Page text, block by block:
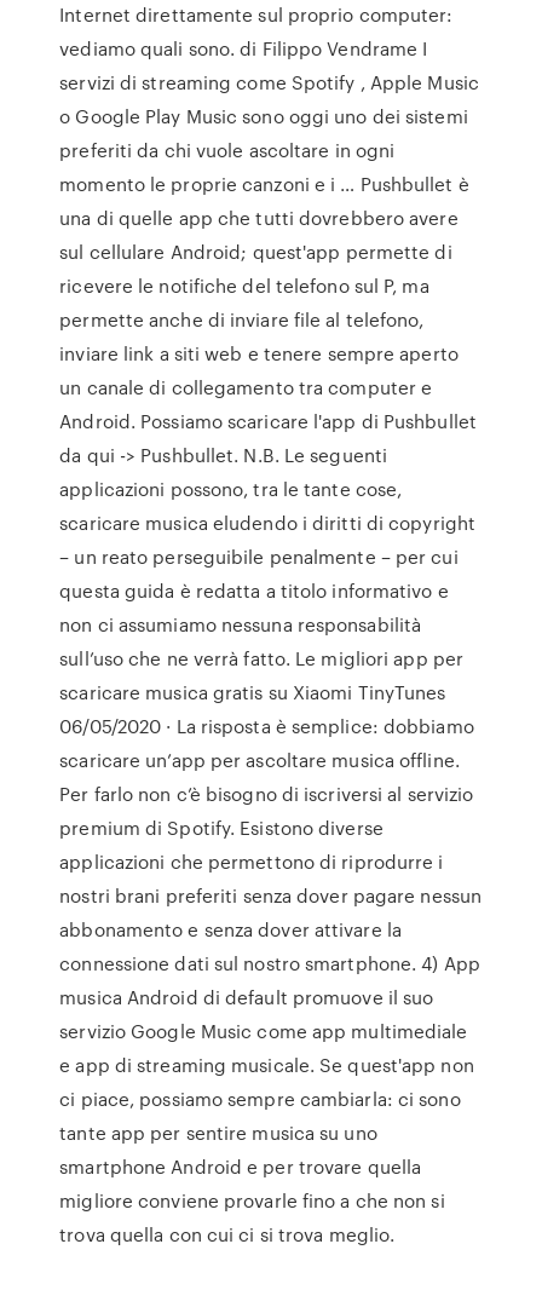
Internet direttamente sul proprio computer:
vediamo quali sono. di Filippo Vendrame I
servizi di streaming come Spotify , Apple Music
o Google Play Music sono oggi uno dei sistemi
preferiti da chi vuole ascoltare in ogni
momento le proprie canzoni e i … Pushbullet è
una di quelle app che tutti dovrebbero avere
sul cellulare Android; quest'app permette di
ricevere le notifiche del telefono sul P, ma
permette anche di inviare file al telefono,
inviare link a siti web e tenere sempre aperto
un canale di collegamento tra computer e
Android. Possiamo scaricare l'app di Pushbullet
da qui -> Pushbullet. N.B. Le seguenti
applicazioni possono, tra le tante cose,
scaricare musica eludendo i diritti di copyright
– un reato perseguibile penalmente – per cui
questa guida è redatta a titolo informativo e
non ci assumiamo nessuna responsabilità
sull’uso che ne verrà fatto. Le migliori app per
scaricare musica gratis su Xiaomi TinyTunes
06/05/2020 · La risposta è semplice: dobbiamo
scaricare un’app per ascoltare musica offline.
Per farlo non c’è bisogno di iscriversi al servizio
premium di Spotify. Esistono diverse
applicazioni che permettono di riprodurre i
nostri brani preferiti senza dover pagare nessun
abbonamento e senza dover attivare la
connessione dati sul nostro smartphone. 4) App
musica Android di default promuove il suo
servizio Google Music come app multimediale
e app di streaming musicale. Se quest'app non
ci piace, possiamo sempre cambiarla: ci sono
tante app per sentire musica su uno
smartphone Android e per trovare quella
migliore conviene provarle fino a che non si
trova quella con cui ci si trova meglio.